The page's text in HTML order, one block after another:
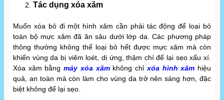
Tác dụng xóa xăm
Muốn xóa bỏ đi một hình xăm cần phải tác động để loại bỏ
toàn bộ mực xăm đã ăn sâu dưới lớp da. Các phương pháp
thông thường không thể loại bỏ hết được mực xăm mà còn
khiến vùng da bị viêm loét, dị ứng, thậm chí để lại sẹo xấu xí.
Xóa xăm bằngmáy xóa xămkhông chỉxóa hình xăm hiệu
quả, an toàn mà còn làm cho vùng da trở nên sáng hơn, đặc
biệt không để lại sẹo.